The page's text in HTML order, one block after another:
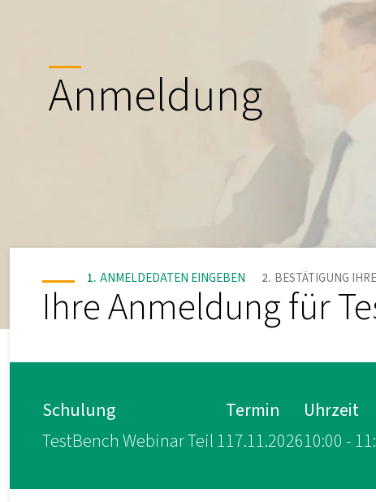
Anmeldung
ANMELDEDATEN EINGEBEN BESTÄTIGUNG
Ihre Anmeldung für
Schulung
TestBench Webinar Teil 1
Termin
17.11.2026
Uhrzeit
10:00 -